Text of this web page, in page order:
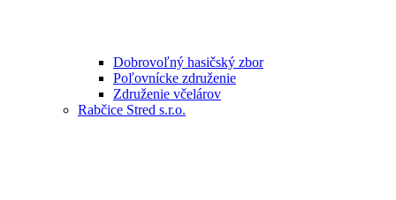
Dobrovoľný hasičský zbor
Poľovnícke združenie
Združenie včelárov
Rabčice Stred s.r.o.